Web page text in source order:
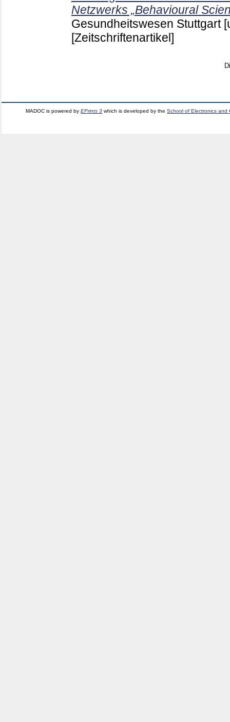
Netzwerks „Behavioural
Gesundheitswesen Stuttgart
[Zeitschriftenartikel]
MADOC is powered byEPrints 3 which is developed by theSchool of Electronics and